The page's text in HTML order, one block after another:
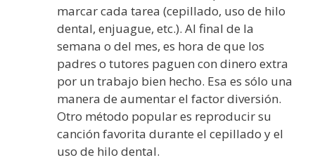
marcar cada tarea (cepillado, uso de hilo
dental, enjuague, etc.). Al final de la
semana o del mes, es hora de que los
padres o tutores paguen con dinero extra
por un trabajo bien hecho. Esa es sólo una
manera de aumentar el factor diversión.
Otro método popular es reproducir su
canción favorita durante el cepillado y el
uso de hilo dental.